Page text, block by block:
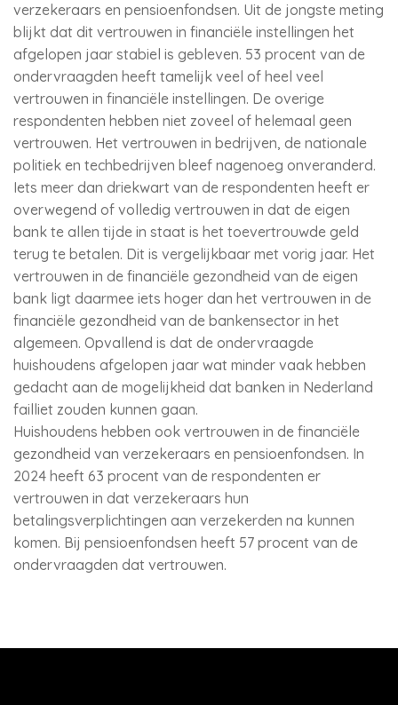
verzekeraars en pensioenfondsen. Uit de jongste meting
blijkt dat dit vertrouwen in financiële instellingen het
afgelopen jaar stabiel is gebleven. 53 procent van de
ondervraagden heeft tamelijk veel of heel veel
vertrouwen in financiële instellingen. De overige
respondenten hebben niet zoveel of helemaal geen
vertrouwen. Het vertrouwen in bedrijven, de nationale
politiek en techbedrijven bleef nagenoeg onveranderd.
Iets meer dan driekwart van de respondenten heeft er
overwegend of volledig vertrouwen in dat de eigen
bank te allen tijde in staat is het toevertrouwde geld
terug te betalen. Dit is vergelijkbaar met vorig jaar. Het
vertrouwen in de financiële gezondheid van de eigen
bank ligt daarmee iets hoger dan het vertrouwen in de
financiële gezondheid van de bankensector in het
algemeen. Opvallend is dat de ondervraagde
huishoudens afgelopen jaar wat minder vaak hebben
gedacht aan de mogelijkheid dat banken in Nederland
failliet zouden kunnen gaan.
Huishoudens hebben ook vertrouwen in de financiële
gezondheid van verzekeraars en pensioenfondsen. In
2024 heeft 63 procent van de respondenten er
vertrouwen in dat verzekeraars hun
betalingsverplichtingen aan verzekerden na kunnen
komen. Bij pensioenfondsen heeft 57 procent van de
ondervraagden dat vertrouwen.